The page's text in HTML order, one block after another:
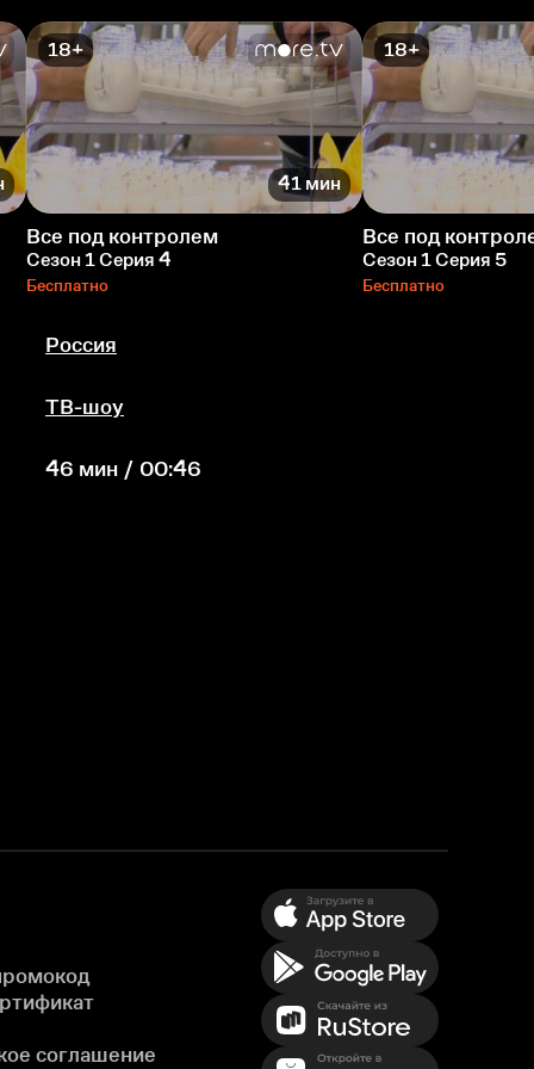
18+
41 мин
Все под контролем
Сезон 1 Серия 4
Бесплатно
18+
Все под
Сезон 1 Серия 5
Бесплатно
Россия
ТВ-шоу
46 мин / 00:46
соглашение